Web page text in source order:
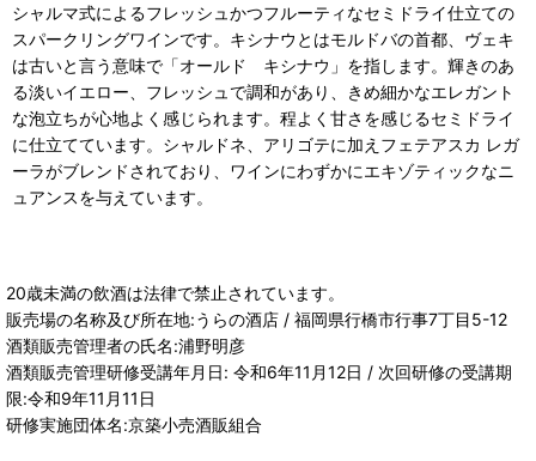
シャルマ式によるフレッシュかつフルーティなセミドライ仕立ての
スパークリングワインです。キシナウとはモルドバの首都、ヴェキ
は古いと言う意味で「オールド キシナウ」を指します。輝きのあ
る淡いイエロー、フレッシュで調和があり、きめ細かなエレガント
な泡立ちが心地よく感じられます。程よく甘さを感じるセミドライ
に仕立てています。シャルドネ、アリゴテに加えフェテアスカ レガ
ーラがブレンドされており、ワインにわずかにエキゾティックなニ
ュアンスを与えています。
20歳未満の飲酒は法律で禁止されています。
販売場の名称及び所在地:うらの酒店 / 福岡県行橋市行事7丁目5-12
酒類販売管理者の氏名:浦野明彦
酒類販売管理研修受講年月日: 令和6年11月12日 / 次回研修の受講期
限:令和9年11月11日
研修実施団体名:京築小売酒販組合